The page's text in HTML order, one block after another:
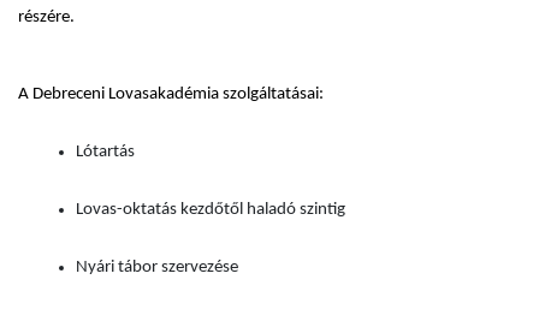
részére.
A Debreceni Lovasakadémia szolgáltatásai:
Lótartás
Lovas-oktatás kezdőtől haladó szintig
Nyári tábor szervezése